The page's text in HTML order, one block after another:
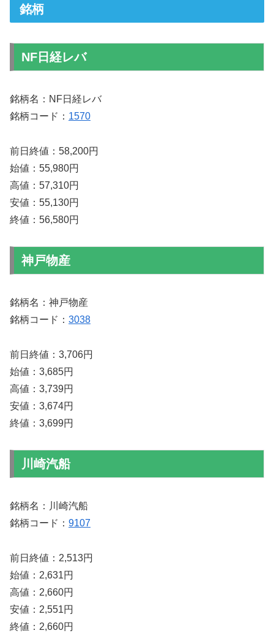
銘柄
NF日経レバ
銘柄名：NF日経レバ
銘柄コード： 1570
前日終値：58,200円
始値：55,980円
高値：57,310円
安値：55,130円
終値：56,580円
神戸物産
銘柄名：神戸物産
銘柄コード： 3038
前日終値：3,706円
始値：3,685円
高値：3,739円
安値：3,674円
終値：3,699円
川崎汽船
銘柄名：川崎汽船
銘柄コード： 9107
前日終値：2,513円
始値：2,631円
高値：2,660円
安値：2,551円
終値：2,660円